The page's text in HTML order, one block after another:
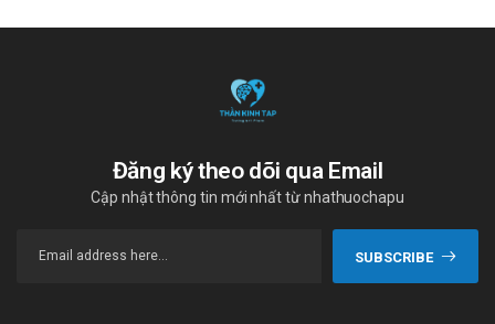
Đăng ký theo dõi qua Email
Cập nhật thông tin mới nhất từ nhathuochapu
SUBSCRIBE